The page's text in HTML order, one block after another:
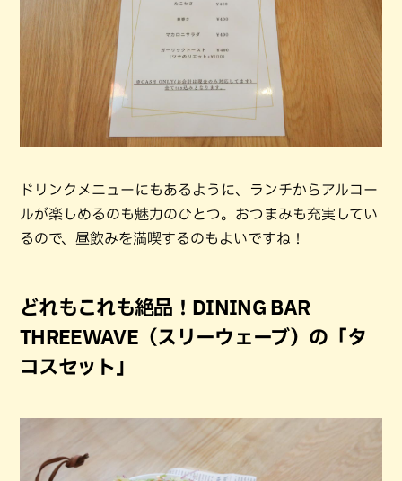
ドリンクメニューにもあるように、ランチからアルコー
ルが楽しめるのも魅力のひとつ。おつまみも充実してい
るので、昼飲みを満喫するのもよいですね！
どれもこれも絶品！DINING BAR
THREEWAVE（スリーウェーブ）の「タ
コスセット」